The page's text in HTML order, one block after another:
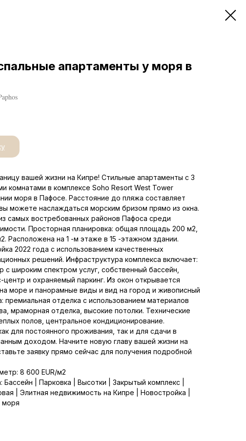
апартаменты у моря в
вашей жизни на Кипре! Стильные апартаменты с 3
комнатами в комплексе Soho Resort West Tower
моря в Пафосе. Расстояние до пляжа составляет
можете наслаждаться морским бризом прямо из окна.
самых востребованных районов Пафоса среди
Просторная планировка: общая площадь 200 м2,
Расположена на 1 -м этаже в 15 -этажном здании.
2022 года с использованием качественных
решений. Инфраструктура комплекса включает:
с широким спектром услуг, собственный бассейн,
и охраняемый паркинг. Из окон открывается
море и панорамные виды и вид на город и живописный
премиальная отделка с использованием материалов
мраморная отделка, высокие потолки. Технические
полов, центральное кондиционирование.
для постоянного проживания, так и для сдачи в
доходом. Начните новую главу вашей жизни на
заявку прямо сейчас для получения подробной
8 600 EUR/м2
Бассейн | Парковка | Высотки | Закрытый комплекс |
| Элитная недвижимость на Кипре | Новостройка |
моря